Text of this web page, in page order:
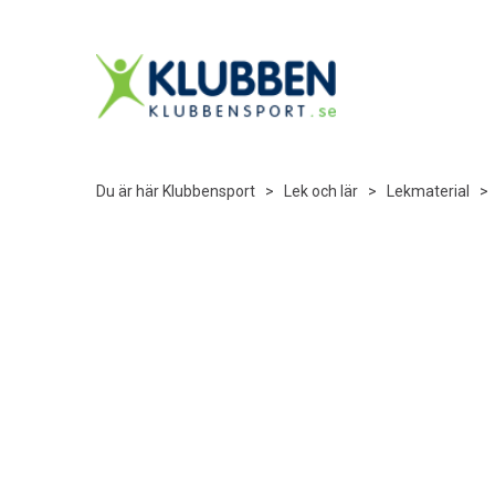
Du är här Klubbensport > Lek och lär > Lekmaterial >